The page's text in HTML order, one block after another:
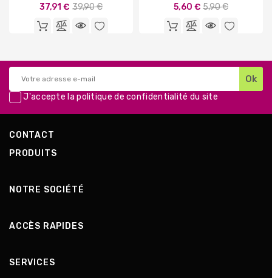
37,91 € Prix
base
39,90 € 5,60 € Prix
base
5,90 €
J'accepte lapolitique de confidentialité du site
CONTACT
PRODUITS
NOTRE SOCIÉTÉ
ACCÈS RAPIDES
SERVICES